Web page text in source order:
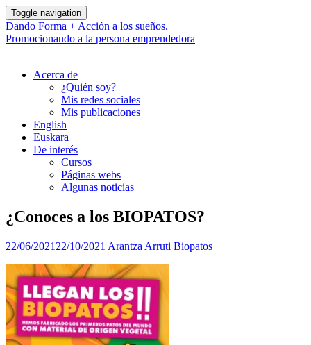
Toggle navigation
Dando Forma + Acción a los sueños.
Promocionando a la persona emprendedora
Acerca de
¿Quién soy?
Mis redes sociales
Mis publicaciones
English
Euskara
De interés
Cursos
Páginas webs
Algunas noticias
¿Conoces a los BIOPATOS?
22/06/2021 22/10/2021 Arantza Arruti Biopatos